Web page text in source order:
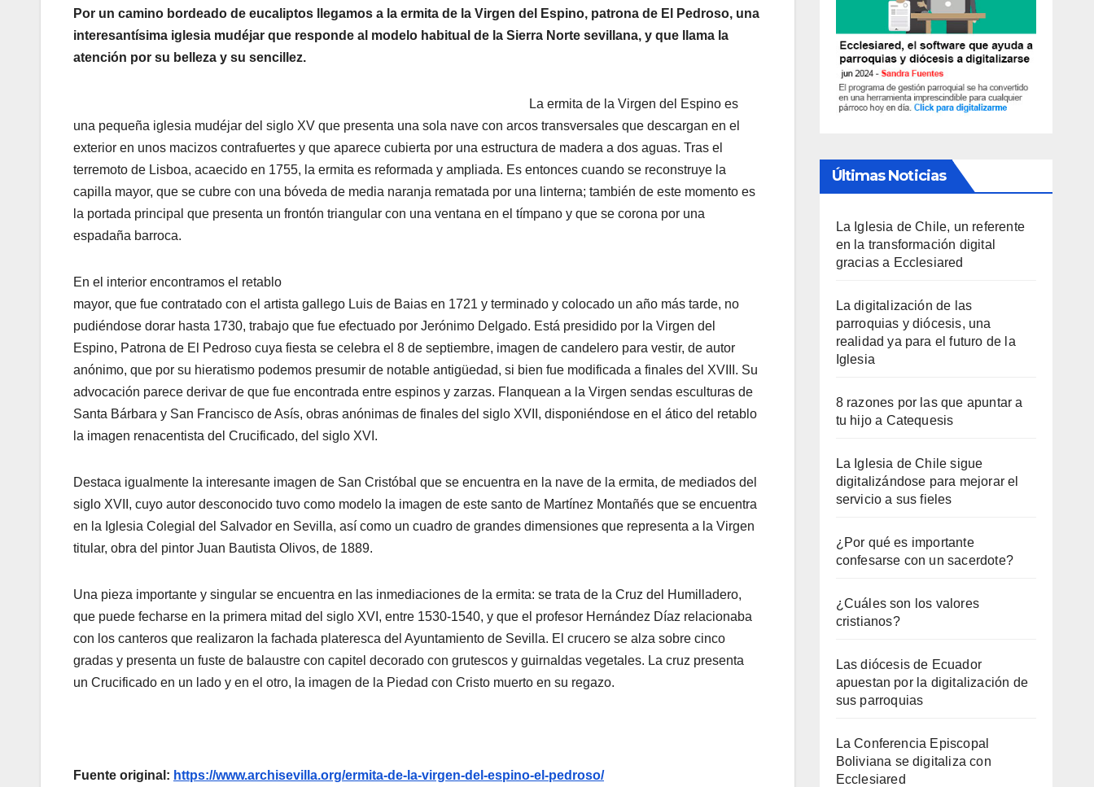
Por un camino bordeado de eucaliptos llegamos a la ermita de la Virgen del Espino, patrona de El Pedroso, una
interesantísima iglesia mudéjar que responde al modelo habitual de la Sierra Norte sevillana, y que llama la
atención por su belleza y su sencillez.
La ermita de la Virgen del Espino es
una pequeña iglesia mudéjar del siglo XV que presenta una sola nave con arcos transversales que descargan en el
exterior en unos macizos contrafuertes y que aparece cubierta por una estructura de madera a dos aguas. Tras el
terremoto de Lisboa, acaecido en 1755, la ermita es reformada y ampliada. Es entonces cuando se reconstruye la
capilla mayor, que se cubre con una bóveda de media naranja rematada por una linterna; también de este momento es
la portada principal que presenta un frontón triangular con una ventana en el tímpano y que se corona por una
espadaña barroca.
En el interior encontramos el retablo
mayor, que fue contratado con el artista gallego Luis de Baias en 1721 y terminado y colocado un año más tarde, no
pudiéndose dorar hasta 1730, trabajo que fue efectuado por Jerónimo Delgado. Está presidido por la Virgen del
Espino, Patrona de El Pedroso cuya fiesta se celebra el 8 de septiembre, imagen de candelero para vestir, de autor
anónimo, que por su hieratismo podemos presumir de notable antigüedad, si bien fue modificada a finales del XVIII. Su
advocación parece derivar de que fue encontrada entre espinos y zarzas. Flanquean a la Virgen sendas esculturas de
Santa Bárbara y San Francisco de Asís, obras anónimas de finales del siglo XVII, disponiéndose en el ático del retablo
la imagen renacentista del Crucificado, del siglo XVI.
Destaca igualmente la interesante imagen de San Cristóbal que se encuentra en la nave de la ermita, de mediados del
siglo XVII, cuyo autor desconocido tuvo como modelo la imagen de este santo de Martínez Montañés que se encuentra
en la Iglesia Colegial del Salvador en Sevilla, así como un cuadro de grandes dimensiones que representa a la Virgen
titular, obra del pintor Juan Bautista Olivos, de 1889.
Una pieza importante y singular se encuentra en las inmediaciones de la ermita: se trata de la Cruz del Humilladero,
que puede fecharse en la primera mitad del siglo XVI, entre 1530-1540, y que el profesor Hernández Díaz relacionaba
con los canteros que realizaron la fachada plateresca del Ayuntamiento de Sevilla. El crucero se alza sobre cinco
gradas y presenta un fuste de balaustre con capitel decorado con grutescos y guirnaldas vegetales. La cruz presenta
un Crucificado en un lado y en el otro, la imagen de la Piedad con Cristo muerto en su regazo.
Fuente original: https://www.archisevilla.org/ermita-de-la-virgen-del-espino-el-pedroso/
Últimas Noticias
La Iglesia de Chile, un referente
en la transformación digital
gracias a Ecclesiared
La digitalización de las
parroquias y diócesis, una
realidad ya para el futuro de la
Iglesia
8 razones por las que apuntar a
tu hijo a Catequesis
La Iglesia de Chile sigue
digitalizándose para mejorar el
servicio a sus fieles
¿Por qué es importante
confesarse con un sacerdote?
¿Cuáles son los valores
cristianos?
Las diócesis de Ecuador
apuestan por la digitalización de
sus parroquias
La Conferencia Episcopal
Boliviana se digitaliza con
Ecclesiared